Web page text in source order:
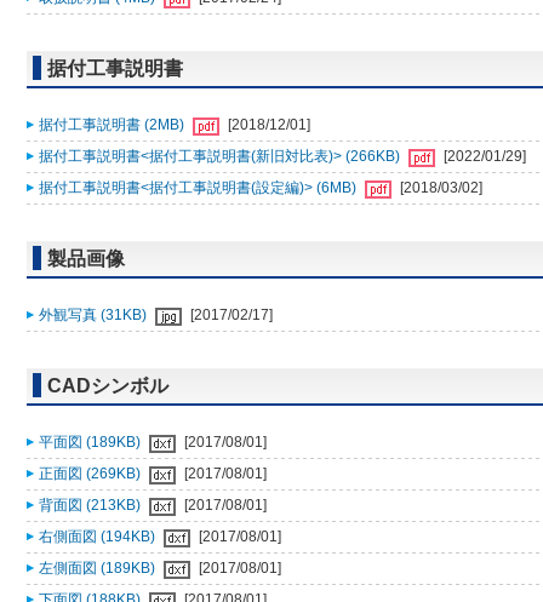
据付工事説明書
据付工事説明書 (2MB)
[2018/12/01]
据付工事説明書<据付工事説明書(新旧対比表)> (266KB)
[2022/01/29]
据付工事説明書<据付工事説明書(設定編)> (6MB)
[2018/03/02]
製品画像
外観写真 (31KB) [2017/02/17]
CADシンボル
平面図 (189KB)
[2017/08/01]
正面図 (269KB)
[2017/08/01]
背面図 (213KB)
[2017/08/01]
右側面図 (194KB)
[2017/08/01]
左側面図 (189KB)
[2017/08/01]